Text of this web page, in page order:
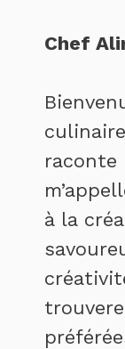
Chef
raconte
à la